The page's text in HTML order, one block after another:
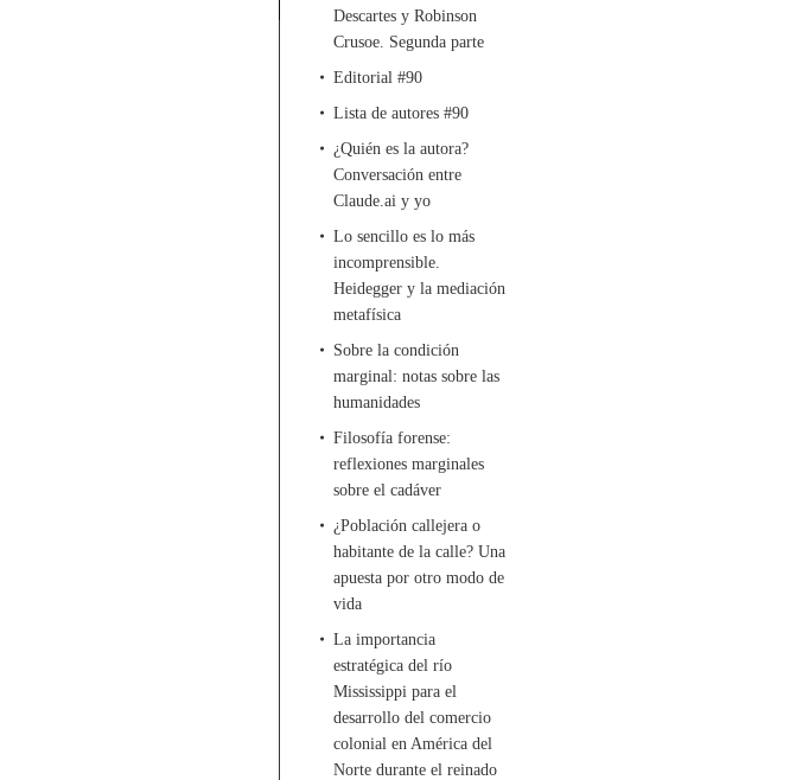
Descartes y Robinson
Crusoe. Segunda parte
Editorial #90
Lista de autores #90
¿Quién es la autora?
Conversación entre
Claude.ai y yo
Lo sencillo es lo más
incomprensible.
Heidegger y la mediación
metafísica
Sobre la condición
marginal: notas sobre las
humanidades
Filosofía forense:
reflexiones marginales
sobre el cadáver
¿Población callejera o
habitante de la calle? Una
apuesta por otro modo de
vida
La importancia
estratégica del río
Mississippi para el
desarrollo del comercio
colonial en América del
Norte durante el reinado